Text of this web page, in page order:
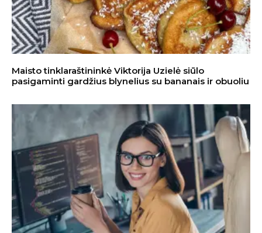
Maisto tinklaraštininkė Viktorija Uzielė siūlo
pasigaminti gardžius blynelius su bananais ir obuoliu